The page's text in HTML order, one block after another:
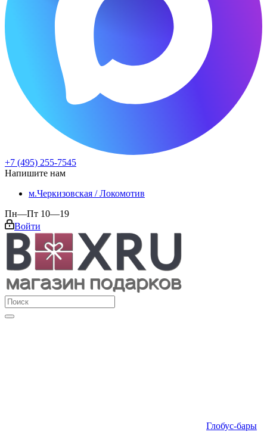
+7 (495) 255-7545
Напишите нам
м.Черкизовская / Локомотив
Пн—Пт 10—19
Войти
Глобус-бары